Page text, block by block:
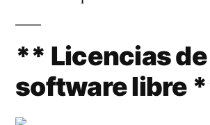
** Licencias de
software libre